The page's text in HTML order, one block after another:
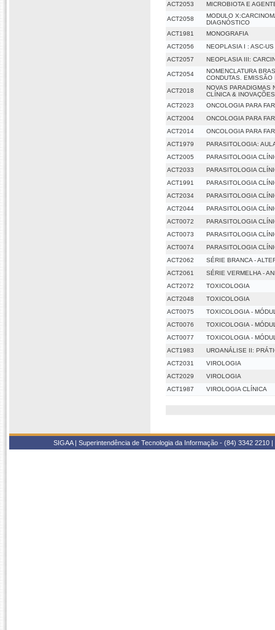
ACT2053
MICROBIOTA E
ACT2058
MODULO
DIAGNÓSTICO
ACT1981
MONOGRAFIA
ACT2056
NEOPLASIA I : ASC-
ACT2057
NEOPLASIA III:
ACT2054
NOMENCLATURA
CONDUTAS.
ACT2018
NOVAS PARADIGMAS
CLÍNICA &
ACT2023
ONCOLOGIA PARA
ACT2004
ONCOLOGIA PARA
ACT2014
ONCOLOGIA PARA
ACT1979
PARASITOLOGIA:
ACT2005
PARASITOLOGIA
ACT2033
PARASITOLOGIA
ACT1991
PARASITOLOGIA
ACT2034
PARASITOLOGIA
ACT2044
PARASITOLOGIA
ACT0072
PARASITOLOGIA
ACT0073
PARASITOLOGIA
ACT0074
PARASITOLOGIA
ACT2062
SÉRIE BRANCA -
ACT2061
SÉRIE VERMELHA -
ACT2072
TOXICOLOGIA
ACT2048
TOXICOLOGIA
ACT0075
TOXICOLOGIA -
ACT0076
TOXICOLOGIA -
ACT0077
TOXICOLOGIA -
ACT1983
UROANÁLISE II:
ACT2031
VIROLOGIA
ACT2029
VIROLOGIA
ACT1987
VIROLOGIA CLÍNICA
SIGAA | Superintendência de Tecnologia da Informação - (84) 3342